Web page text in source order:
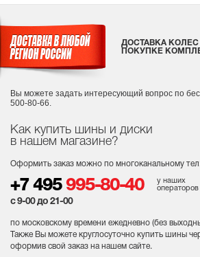
Как купить шины и диски
в нашем магазине?
Оформить заказ можно по многоканальному
+7 495 995-80-40
у наших
операторов
с 9-00 до 21-00
по московскому времени ежедневно (без
Также Вы можете круглосуточно купить шины
оформив свой заказ на нашем сайте.
ДОСТАВКА
ПОКУПКЕ
Вы можете задать интересующий вопрос по
500-80-66.